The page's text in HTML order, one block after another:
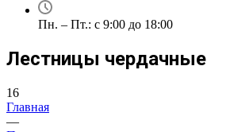
Пн. – Пт.: с 9:00 до 18:00
Лестницы чердачные
16
Главная
—